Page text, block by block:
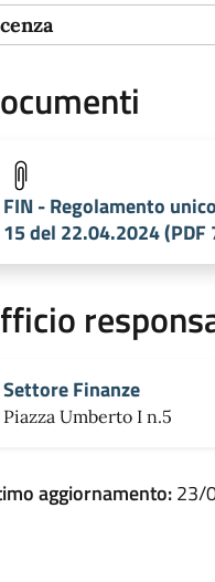
FIN - Regolamento
15 del 22.04.2024 (PDF
Settore Finanze
Piazza Umberto I n.5
aggiornamento:23/